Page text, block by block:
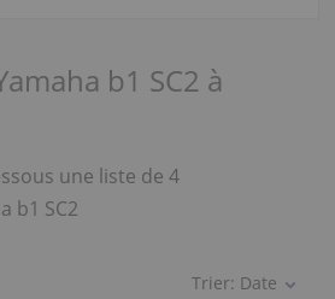
b1 SC2 à
une liste de 4
b1 SC2
Trier: Date